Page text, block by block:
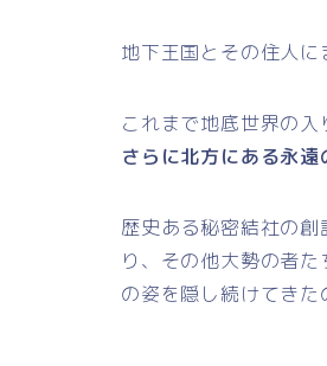
地下王国とその住人に
これまで地底世界の
さらに北方にある永
歴史ある秘密結社の
り、その他大勢の者た
の姿を隠し続けてきた